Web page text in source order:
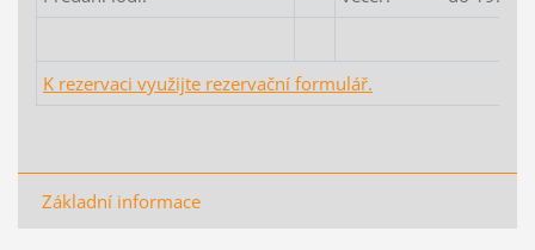
K rezervaci využijte rezervační formulář.
Základní informace